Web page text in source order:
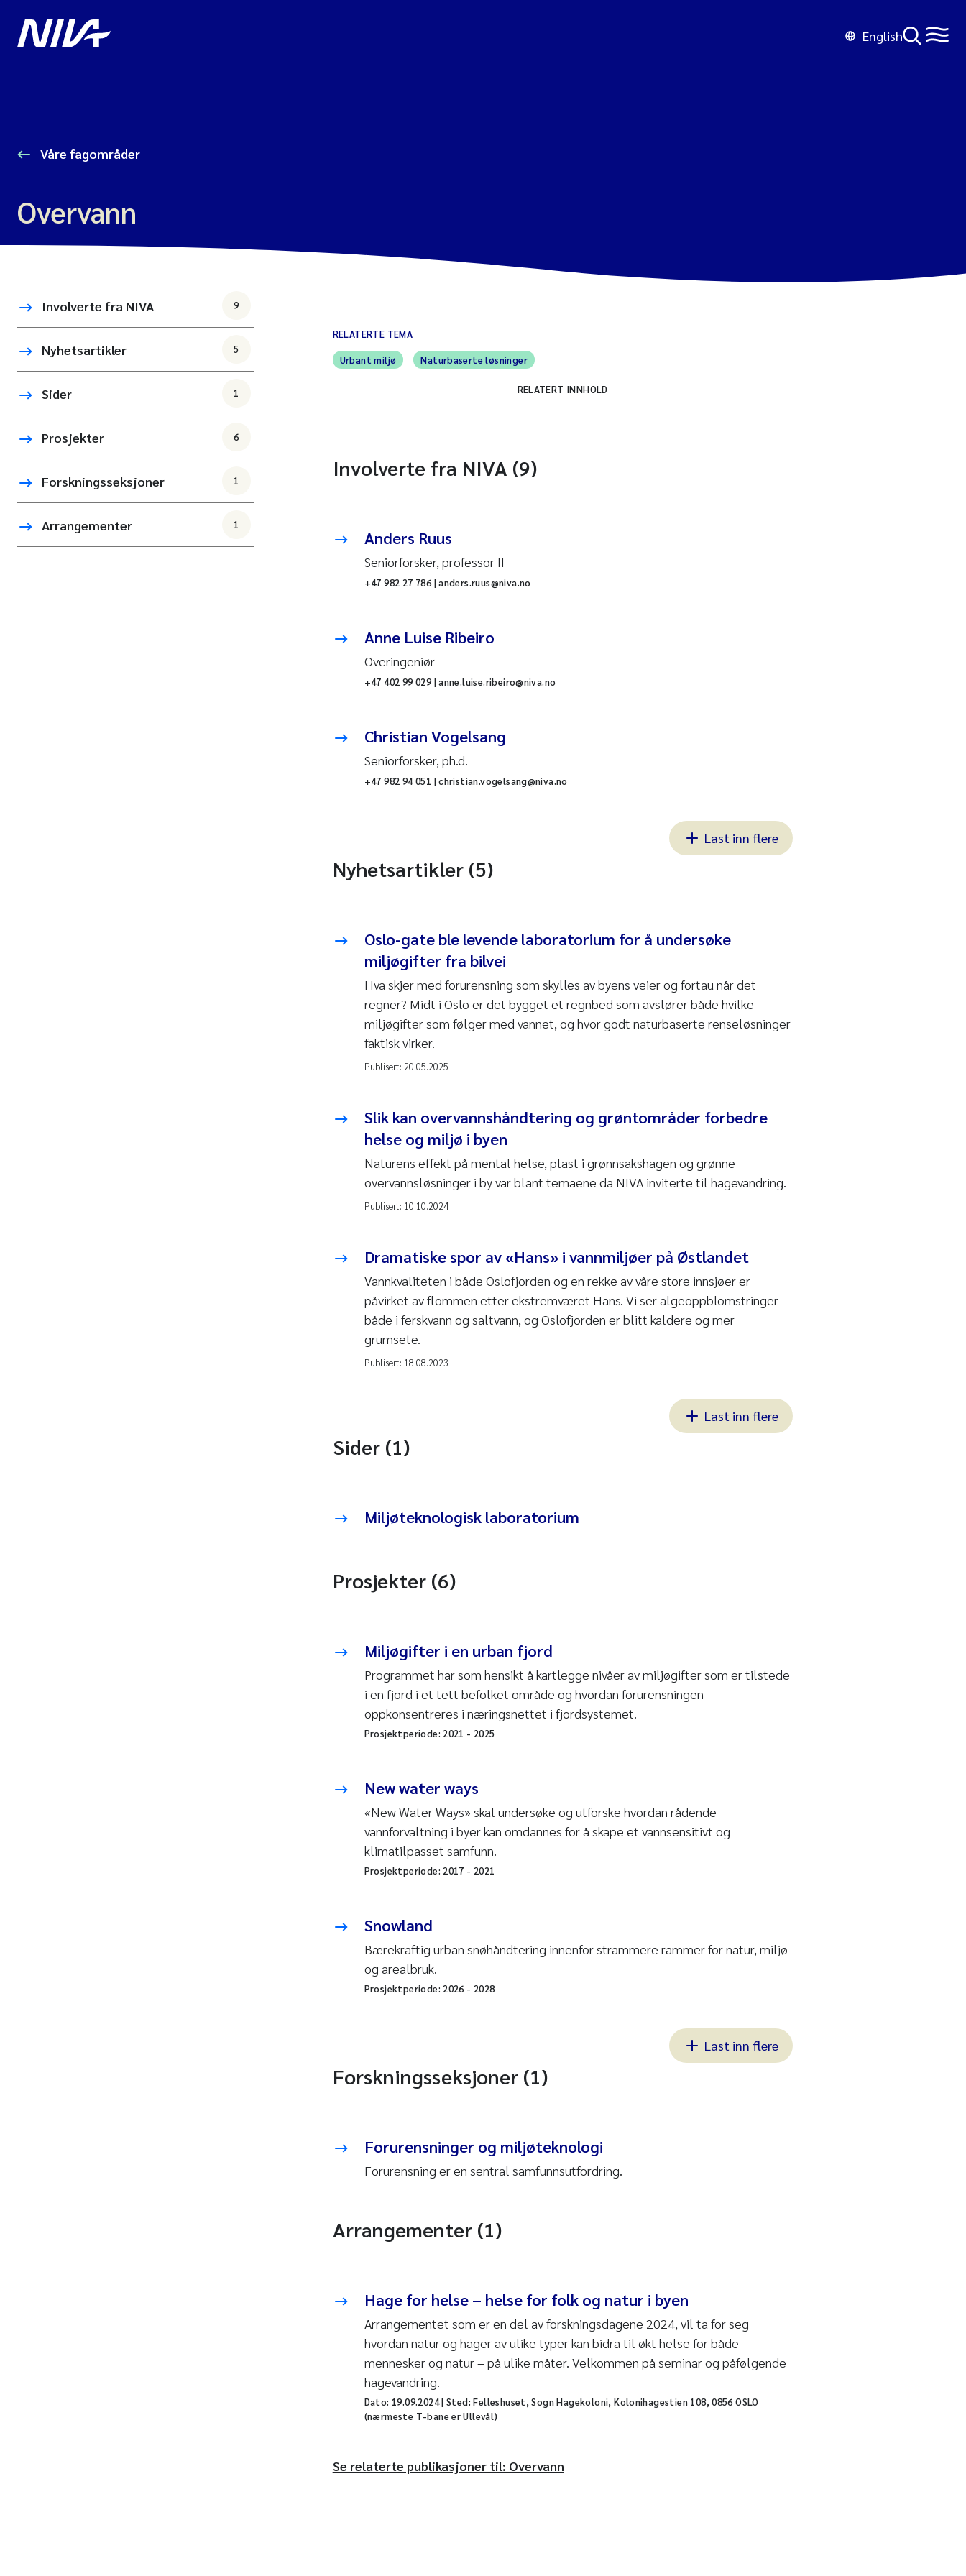
English
Våre fagområder
Overvann
Involverte fra NIVA 9
Nyhetsartikler 5
Sider 1
Prosjekter 6
Forskningsseksjoner 1
Arrangementer 1
RELATERTE TEMA
Urbant miljø Naturbaserte løsninger
RELATERT INNHOLD
Involverte fra NIVA (9)
Anders Ruus
Seniorforsker, professor II
+47 982 27 786 | anders.ruus@niva.no
Anne Luise Ribeiro
Overingeniør
+47 402 99 029 | anne.luise.ribeiro@niva.no
Christian Vogelsang
Seniorforsker, ph.d.
+47 982 94 051 | christian.vogelsang@niva.no
Last inn flere
Nyhetsartikler (5)
Oslo-gate ble levende laboratorium for å undersøke
miljøgifter fra bilvei
Hva skjer med forurensning som skylles av byens veier og fortau når det
regner? Midt i Oslo er det bygget et regnbed som avslører både hvilke
miljøgifter som følger med vannet, og hvor godt naturbaserte renseløsninger
faktisk virker.
Publisert: 20.05.2025
Slik kan overvannshåndtering og grøntområder forbedre
helse og miljø i byen
Naturens effekt på mental helse, plast i grønnsakshagen og grønne
overvannsløsninger i by var blant temaene da NIVA inviterte til hagevandring.
Publisert: 10.10.2024
Dramatiske spor av «Hans» i vannmiljøer på Østlandet
Vannkvaliteten i både Oslofjorden og en rekke av våre store innsjøer er
påvirket av flommen etter ekstremværet Hans. Vi ser algeoppblomstringer
både i ferskvann og saltvann, og Oslofjorden er blitt kaldere og mer
grumsete.
Publisert: 18.08.2023
Last inn flere
Sider (1)
Miljøteknologisk laboratorium
Prosjekter (6)
Miljøgifter i en urban fjord
Programmet har som hensikt å kartlegge nivåer av miljøgifter som er tilstede
i en fjord i et tett befolket område og hvordan forurensningen
oppkonsentreres i næringsnettet i fjordsystemet.
Prosjektperiode: 2021 - 2025
New water ways
«New Water Ways» skal undersøke og utforske hvordan rådende
vannforvaltning i byer kan omdannes for å skape et vannsensitivt og
klimatilpasset samfunn.
Prosjektperiode: 2017 - 2021
Snowland
Bærekraftig urban snøhåndtering innenfor strammere rammer for natur, miljø
og arealbruk.
Prosjektperiode: 2026 - 2028
Last inn flere
Forskningsseksjoner (1)
Forurensninger og miljøteknologi
Forurensning er en sentral samfunnsutfordring.
Arrangementer (1)
Hage for helse – helse for folk og natur i byen
Arrangementet som er en del av forskningsdagene 2024, vil ta for seg
hvordan natur og hager av ulike typer kan bidra til økt helse for både
mennesker og natur – på ulike måter. Velkommen på seminar og påfølgende
hagevandring.
Dato: 19.09.2024| Sted: Felleshuset, Sogn Hagekoloni, Kolonihagestien 108, 0856 OSLO
(nærmeste T-bane er Ullevål)
Se relaterte publikasjoner til: Overvann